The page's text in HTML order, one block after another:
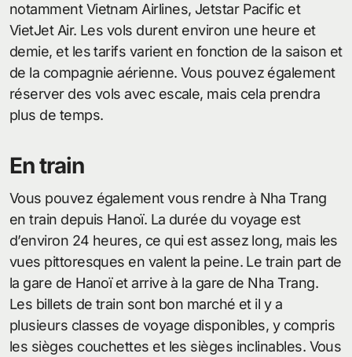
notamment Vietnam Airlines, Jetstar Pacific et
VietJet Air. Les vols durent environ une heure et
demie, et les tarifs varient en fonction de la saison et
de la compagnie aérienne. Vous pouvez également
réserver des vols avec escale, mais cela prendra
plus de temps.
En train
Vous pouvez également vous rendre à Nha Trang
en train depuis Hanoï. La durée du voyage est
d’environ 24 heures, ce qui est assez long, mais les
vues pittoresques en valent la peine. Le train part de
la gare de Hanoï et arrive à la gare de Nha Trang.
Les billets de train sont bon marché et il y a
plusieurs classes de voyage disponibles, y compris
les sièges couchettes et les sièges inclinables. Vous